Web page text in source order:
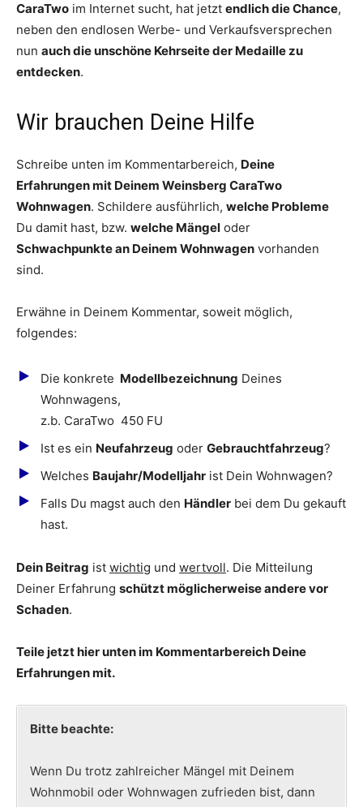
CaraTwo im Internet sucht, hat jetzt endlich die Chance,
neben den endlosen Werbe- und Verkaufsversprechen
nun auch die unschöne Kehrseite der Medaille zu
entdecken.
Wir brauchen Deine Hilfe
Schreibe unten im Kommentarbereich, Deine
Erfahrungen mit Deinem Weinsberg CaraTwo
Wohnwagen. Schildere ausführlich, welche Probleme
Du damit hast, bzw. welche Mängel oder
Schwachpunkte an Deinem Wohnwagen vorhanden
sind.
Erwähne in Deinem Kommentar, soweit möglich,
folgendes:
Die konkrete Modellbezeichnung Deines
Wohnwagens,
z.b. CaraTwo 450 FU
Ist es ein Neufahrzeug oder Gebrauchtfahrzeug?
Welches Baujahr/Modelljahr ist Dein Wohnwagen?
Falls Du magst auch den Händler bei dem Du gekauft
hast.
Dein Beitrag ist wichtig und wertvoll. Die Mitteilung
Deiner Erfahrung schützt möglicherweise andere vor
Schaden.
Teile jetzt hier unten im Kommentarbereich Deine
Erfahrungen mit.
Bitte beachte:
Wenn Du trotz zahlreicher Mängel mit Deinem
Wohnmobil oder Wohnwagen zufrieden bist, dann